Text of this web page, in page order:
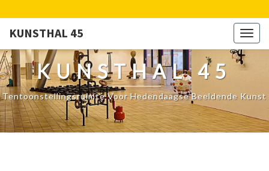
KUNSTHAL 45
KUNSTHAL 45
Tentoonstellingsruimte Voor Hedendaagse Beeldende Kunst